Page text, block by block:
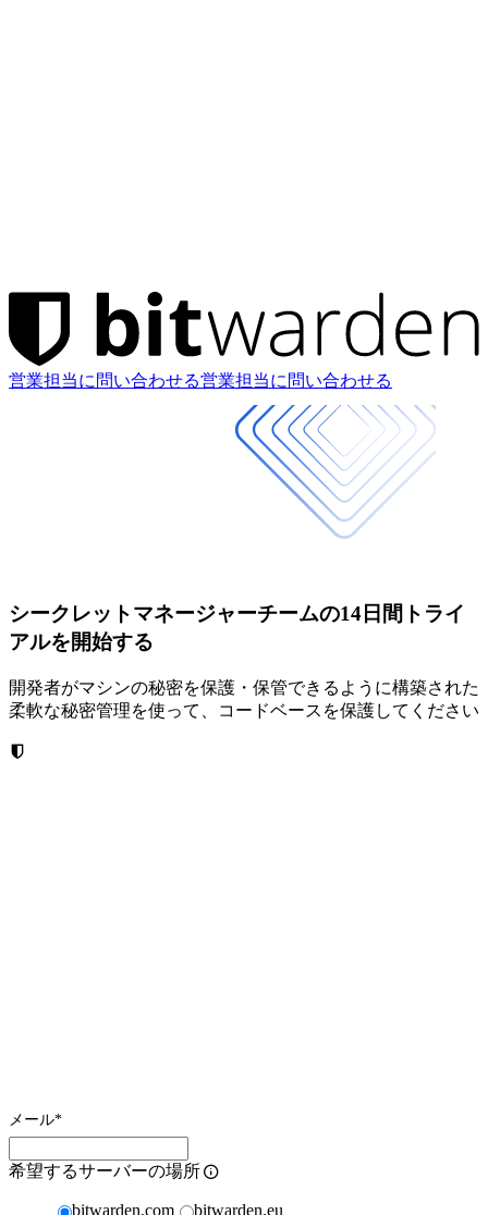
営業担当に問い合わせる営業担当に問い合わせる
シークレットマネージャーチームの14日間トライ
アルを開始する
開発者がマシンの秘密を保護・保管できるように構築された
柔軟な秘密管理を使って、コードベースを保護してください
メール*
希望するサーバーの場所
bitwarden.com bitwarden.eu